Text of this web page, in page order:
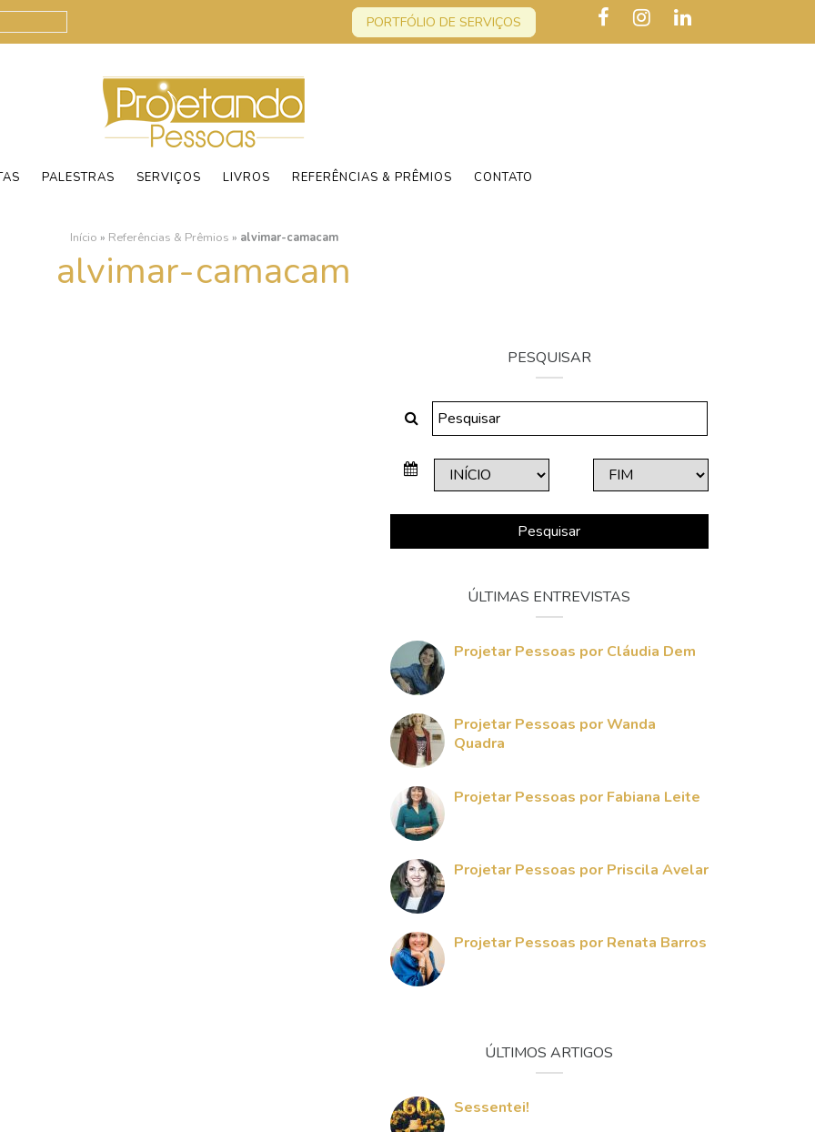
PORTFÓLIO DE SERVIÇOS
PALESTRAS SERVIÇOS LIVROS REFERÊNCIAS & PRÊMIOS CONTATO
Início » Referências & Prêmios » alvimar-camacam
alvimar-camacam
PESQUISAR
Pesquisar
ÚLTIMAS ENTREVISTAS
Projetar Pessoas por Cláudia Dem
Projetar Pessoas por Wanda
Quadra
Projetar Pessoas por Fabiana Leite
Projetar Pessoas por Priscila Avelar
Projetar Pessoas por Renata Barros
ÚLTIMOS ARTIGOS
Sessentei!